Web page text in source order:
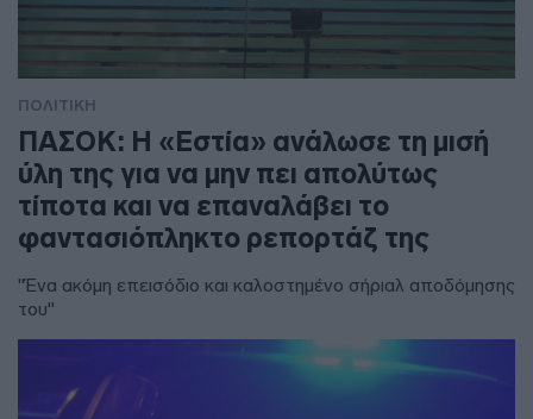
ΠΟΛΙΤΙΚΗ
ΠΑΣΟΚ: Η «Εστία» ανάλωσε τη μισή
ύλη της για να μην πει απολύτως
τίποτα και να επαναλάβει το
φαντασιόπληκτο ρεπορτάζ της
"Ένα ακόμη επεισόδιο και καλοστημένο σήριαλ αποδόμησης
του"